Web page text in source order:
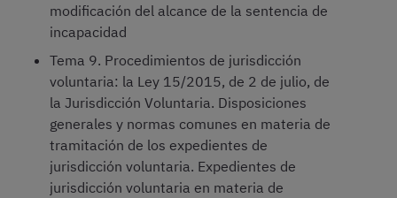
modificación del alcance de la sentencia de
incapacidad
Tema 9. Procedimientos de jurisdicción
voluntaria: la Ley 15/2015, de 2 de julio, de
la Jurisdicción Voluntaria. Disposiciones
generales y normas comunes en materia de
tramitación de los expedientes de
jurisdicción voluntaria. Expedientes de
jurisdicción voluntaria en materia de